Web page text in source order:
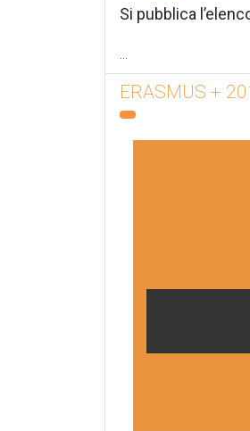
Si pubblica
ERASMUS +